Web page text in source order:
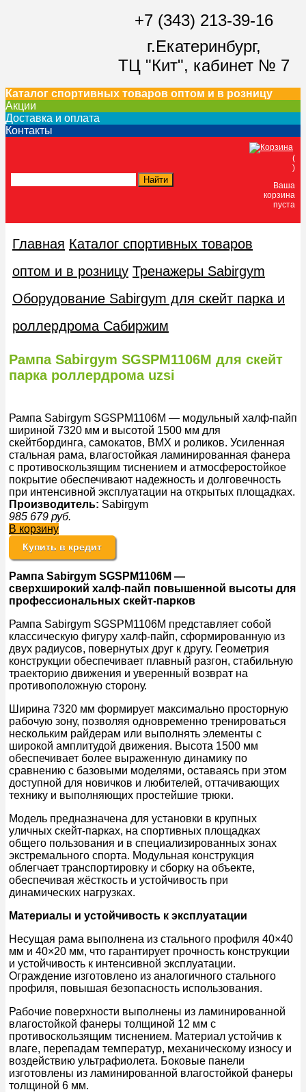
+7 (343) 213-39-16
г.Екатеринбург,
ТЦ "Кит", кабинет № 7
Каталог спортивных товаров оптом и в розницу
Акции
Доставка и оплата
Контакты
(
)
Ваша
корзина
пуста
Главная Каталог спортивных товаров
оптом и в розницу Тренажеры Sabirgym
Оборудование Sabirgym для скейт парка и
роллердрома Сабиржим
Рампа Sabirgym SGSPM1106М для скейт
парка роллердрома uzsi
Рампа Sabirgym SGSPM1106М — модульный халф-пайп
шириной 7320 мм и высотой 1500 мм для
скейтбординга, самокатов, BMX и роликов. Усиленная
стальная рама, влагостойкая ламинированная фанера
с противоскользящим тиснением и атмосферостойкое
покрытие обеспечивают надежность и долговечность
при интенсивной эксплуатации на открытых площадках.
Производитель: Sabirgym
985 679 руб.
В корзину
Купить в кредит
Рампа Sabirgym SGSPM1106М —
сверхширокий халф-пайп повышенной высоты для
профессиональных скейт-парков
Рампа Sabirgym SGSPM1106М представляет собой
классическую фигуру халф-пайп, сформированную из
двух радиусов, повернутых друг к другу. Геометрия
конструкции обеспечивает плавный разгон, стабильную
траекторию движения и уверенный возврат на
противоположную сторону.
Ширина 7320 мм формирует максимально просторную
рабочую зону, позволяя одновременно тренироваться
нескольким райдерам или выполнять элементы с
широкой амплитудой движения. Высота 1500 мм
обеспечивает более выраженную динамику по
сравнению с базовыми моделями, оставаясь при этом
доступной для новичков и любителей, оттачивающих
технику и выполняющих простейшие трюки.
Модель предназначена для установки в крупных
уличных скейт-парках, на спортивных площадках
общего пользования и в специализированных зонах
экстремального спорта. Модульная конструкция
облегчает транспортировку и сборку на объекте,
обеспечивая жёсткость и устойчивость при
динамических нагрузках.
Материалы и устойчивость к эксплуатации
Несущая рама выполнена из стального профиля 40×40
мм и 40×20 мм, что гарантирует прочность конструкции
и устойчивость к интенсивной эксплуатации.
Ограждение изготовлено из аналогичного стального
профиля, повышая безопасность использования.
Рабочие поверхности выполнены из ламинированной
влагостойкой фанеры толщиной 12 мм с
противоскользящим тиснением. Материал устойчив к
влаге, перепадам температур, механическому износу и
воздействию ультрафиолета. Боковые панели
изготовлены из ламинированной влагостойкой фанеры
толщиной 6 мм.